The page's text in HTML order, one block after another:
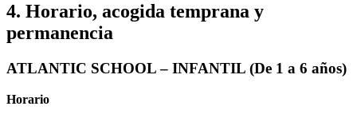
4. Horario, acogida temprana y
permanencia
ATLANTIC SCHOOL – INFANTIL (De 1 a 6 años)
Horario